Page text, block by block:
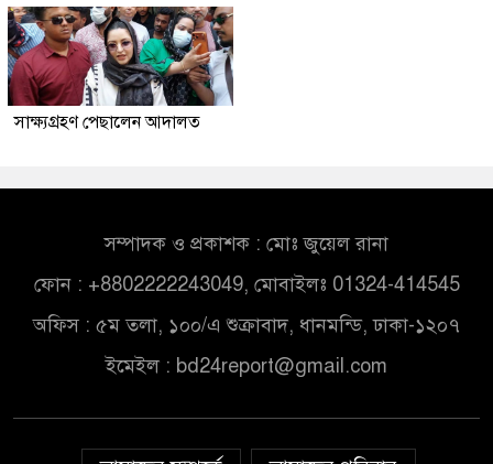
সাক্ষ্যগ্রহণ পেছালেন আদালত
সম্পাদক ও প্রকাশক : মোঃ জুয়েল রানা
ফোন : +8802222243049, মোবাইলঃ 01324-414545
অফিস : ৫ম তলা, ১০০/এ শুক্রাবাদ, ধানমন্ডি, ঢাকা-১২০৭
ইমেইল : bd24report@gmail.com